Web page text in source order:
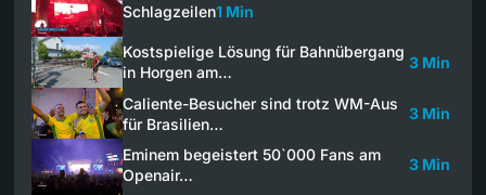
Schlagzeilen1 Min
Kostspielige Lösung für Bahnübergang
in Horgen am…
3 Min
Caliente-Besucher sind trotz WM-Aus
für Brasilien…
3 Min
Eminem begeistert 50`000 Fans am
Openair…
3 Min